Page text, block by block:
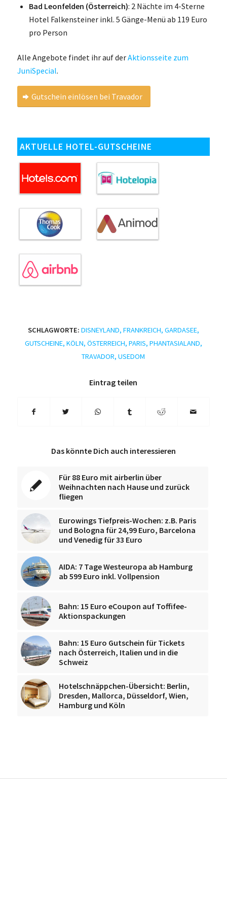
Bad Leonfelden (Österreich): 2 Nächte im 4-Sterne
Hotel Falkensteiner inkl. 5 Gänge-Menü ab 119 Euro
pro Person
Alle Angebote findet ihr auf derAktionsseite zum
JuniSpecial.
Gutschein einlösen bei Travador
AKTUELLE HOTEL-GUTSCHEINE
SCHLAGWORTE: DISNEYLAND, FRANKREICH, GARDASEE,
GUTSCHEINE, KÖLN, ÖSTERREICH, PARIS, PHANTASIALAND,
TRAVADOR,USEDOM
Eintrag teilen
Das könnte Dich auch interessieren
Für 88 Euro mit airberlin über
Weihnachten nach Hause und zurück
fliegen
Eurowings Tiefpreis-Wochen: z.B. Paris
und Bologna für 24,99 Euro, Barcelona
und Venedig für 33 Euro
AIDA: 7 Tage Westeuropa ab Hamburg
ab 599 Euro inkl. Vollpension
Bahn: 15 Euro eCoupon auf Toffifee-
Aktionspackungen
Bahn: 15 Euro Gutschein für Tickets
nach Österreich, Italien und in die
Schweiz
Hotelschnäppchen-Übersicht: Berlin,
Dresden, Mallorca, Düsseldorf, Wien,
Hamburg und Köln